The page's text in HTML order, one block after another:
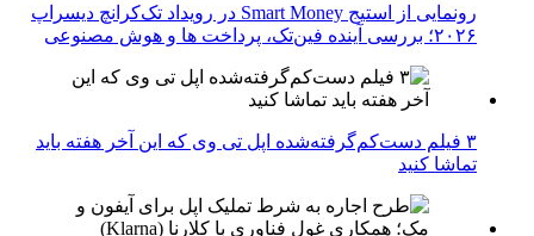
رونمایی از استیج Smart Money در رویداد تک‌کرانچ دیسراپ
۲۰۲۶؛ بررسی آینده فین‌تک، پرداخت‌ ها و هوش مصنوعی
۳ فیلم دست‌کم‌گرفته‌شده اپل تی وی که این آخر هفته باید
تماشا کنید